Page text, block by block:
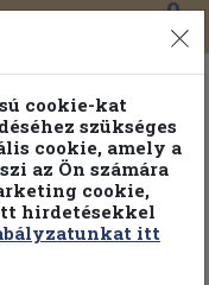
0
cookie-kat
szükséges
cookie, amely a
az Ön számára
cookie,
hirdetésekkel
itt